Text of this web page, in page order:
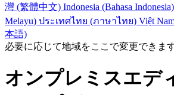
灣 (繁體中文) Indonesia (Bahasa Indonesia)
Melayu) ประเทศไทย (ภาษาไทย) Việt
本語)
必要に応じて地域をここで変更できま
オンプレミスエデ